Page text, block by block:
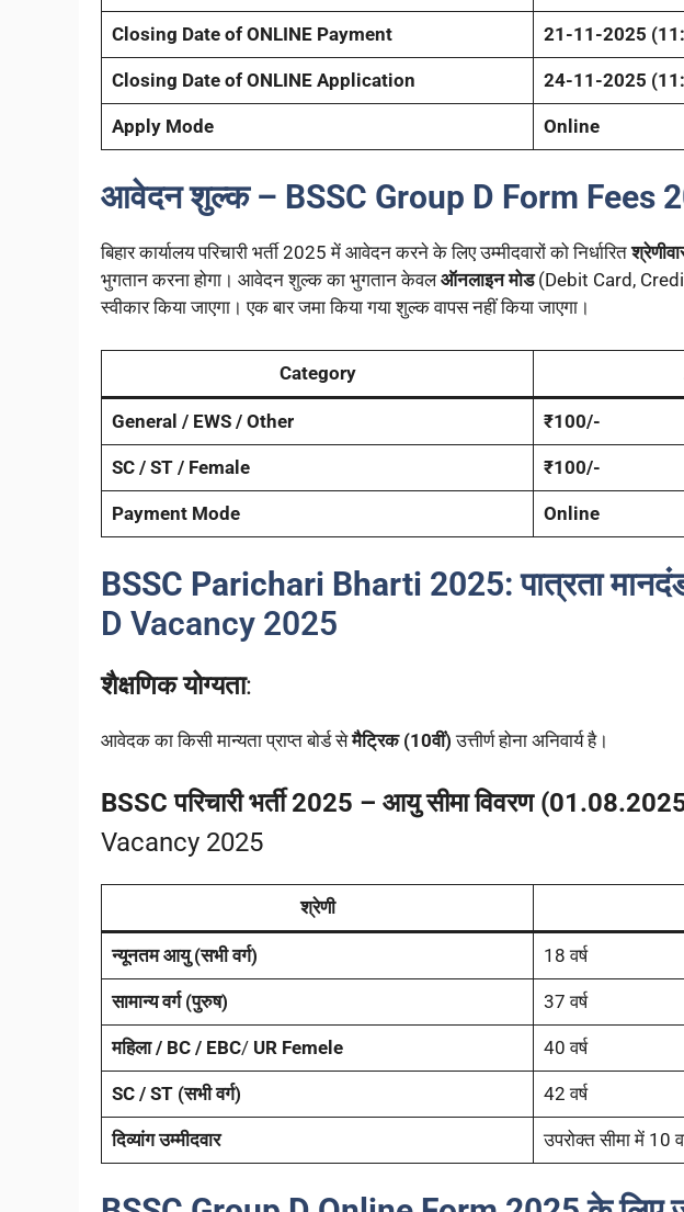
Closing Date of ONLINE Payment 21-11-2025
Closing Date of ONLINE Application 24-11-2025
Apply Mode Online
आवेदन शुल्क – BSSC Group D Form Fees
बिहार कार्यालय परिचारी भर्ती 2025 में आवेदन करने के लिए उम्मीदवारों को निर्धारित
भुगतान करना होगा। आवेदन शुल्क का भुगतान केवलऑनलाइन मोड(Debit Card,
स्वीकार किया जाएगा। एक बार जमा किया गया शुल्क वापस नहीं किया जाएगा।
Category
General / EWS / Other ₹100/-
SC / ST / Female ₹100/-
Payment Mode Online
BSSC Parichari Bharti 2025: पात्रता
D Vacancy 2025
शैक्षणिक योग्यता:
आवेदक का किसी मान्यता प्राप्त बोर्ड सेमैट्रिक (10वीं) उत्तीर्ण होना अनिवार्य है।
BSSC परिचारी भर्ती 2025 – आयु सीमा विवरण
Vacancy 2025
श्रेणी
न्यूनतम आयु (सभी वर्ग) 18 वर्ष
सामान्य वर्ग (पुरुष) 37 वर्ष
महिला / BC / EBC/ UR Femele 40 वर्ष
SC / ST (सभी वर्ग) 42 वर्ष
दिव्यांग उम्मीदवार उपरोक्त सीमा में 10